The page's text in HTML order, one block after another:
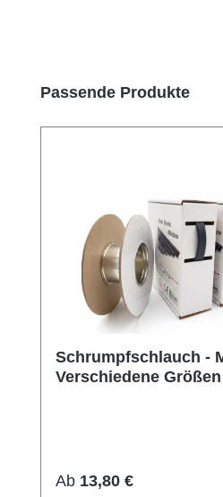
Produktgalerie überspringen
Passende Produkte
Schrumpfschlauch -
Verschiedene
Regulärer Preis:
Ab 13,80 €